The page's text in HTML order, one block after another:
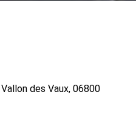
des Vaux, 06800